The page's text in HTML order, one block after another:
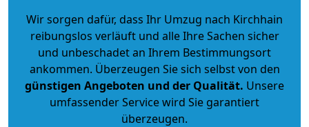
Wir sorgen dafür, dass Ihr Umzug nach Kirchhain
reibungslos verläuft und alle Ihre Sachen sicher
und unbeschadet an Ihrem Bestimmungsort
ankommen. Überzeugen Sie sich selbst von den
günstigen Angeboten und der Qualität. Unsere
umfassender Service wird Sie garantiert
überzeugen.